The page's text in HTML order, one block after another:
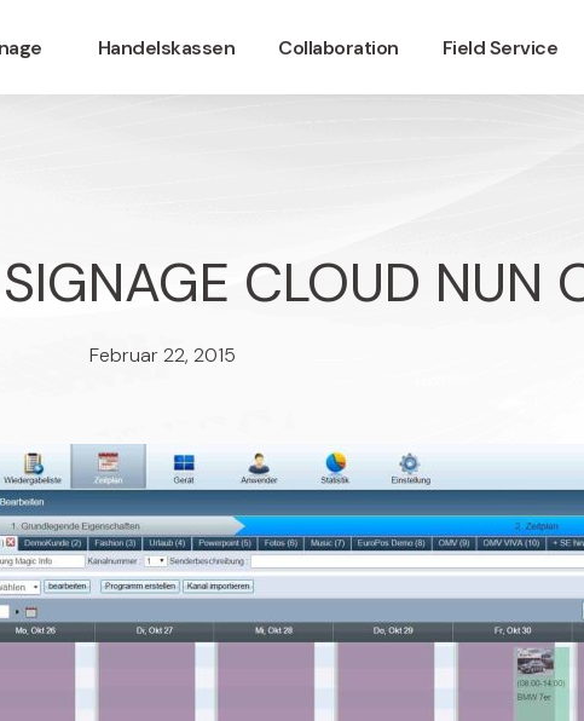
Handelskassen Collaboration Field Service
CLOUD NUN
Februar 22, 2015